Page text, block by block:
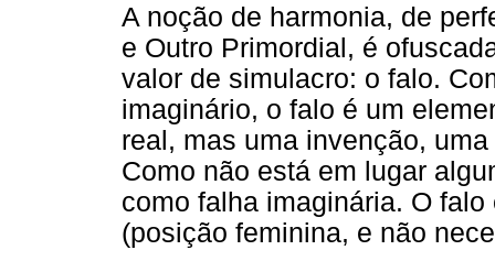
A noção de harmonia, de
e Outro Primordial, é
valor de simulacro: o falo.
imaginário, o falo é um
real, mas uma invenção,
Como não está em lugar
como falha imaginária. O
(posição feminina, e não